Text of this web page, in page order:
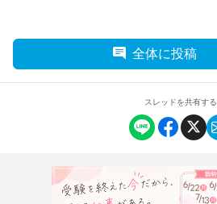
全体に投稿
スレッドを共有する